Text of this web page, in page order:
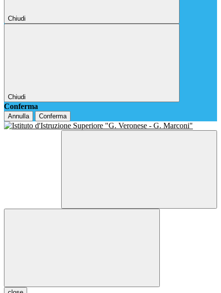
Chiudi
Chiudi
Conferma
Annulla Conferma